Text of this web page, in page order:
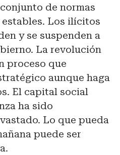
de normas
Los ilícitos
y se suspenden a
La revolución
proceso que
aunque haga
El capital social
ha sido
Lo que pueda
puede ser